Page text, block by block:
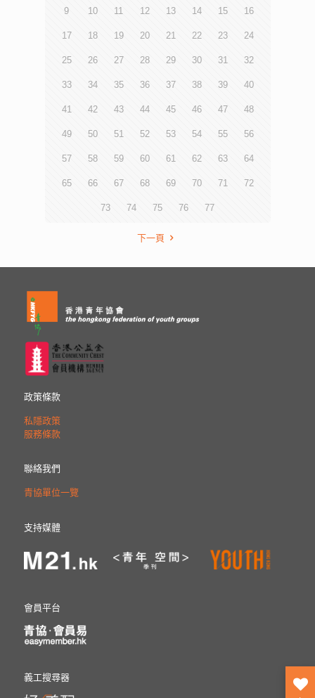
9 10 11 12 13 14 15 16
17 18 19 20 21 22 23 24
25 26 27 28 29 30 31 32
33 34 35 36 37 38 39 40
41 42 43 44 45 46 47 48
49 50 51 52 53 54 55 56
57 58 59 60 61 62 63 64
65 66 67 68 69 70 71 72
73 74 75 76 77
下一頁
政策條款
私隱政策
服務條款
聯絡我們
青協單位一覽
支持媒體
會員平台
義工搜尋器